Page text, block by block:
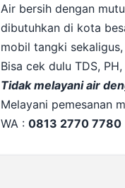
Air bersih dengan
dibutuhkan di kota
mobil tangki
Bisa cek dulu TDS, PH,
Tidak melayani air
Melayani pemesanan
WA : 0813 2770 7780